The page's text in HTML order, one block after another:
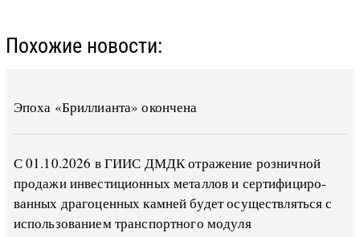
Похожие новости:
Эпоха «Бриллианта» окончена
С 01.10.2026 в ГИИС ДМДК от­ра­же­ние роз­ни­ч­ной
про­да­жи ин­ве­сти­ци­он­ных ме­тал­лов и сер­ти­фи­ци­ро­
ван­ных дра­го­цен­ных ка­м­ней бу­дет осу­ще­ств­лять­ся с
ис­поль­зо­ва­ни­ем тран­с­пор­т­но­го мо­ду­ля